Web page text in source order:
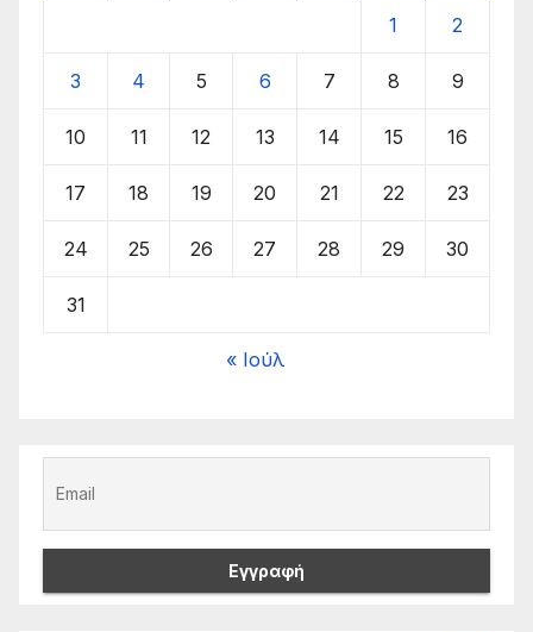
1 2
3 4 5 6 7 8 9
10 11 12 13 14 15 16
17 18 19 20 21 22 23
24 25 26 27 28 29 30
31
« Ιούλ